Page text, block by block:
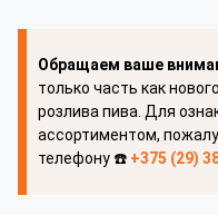
Обращаем ваше
только часть как
розлива пива. Для
ассортиментом,
телефону ☎️ +375 (29)